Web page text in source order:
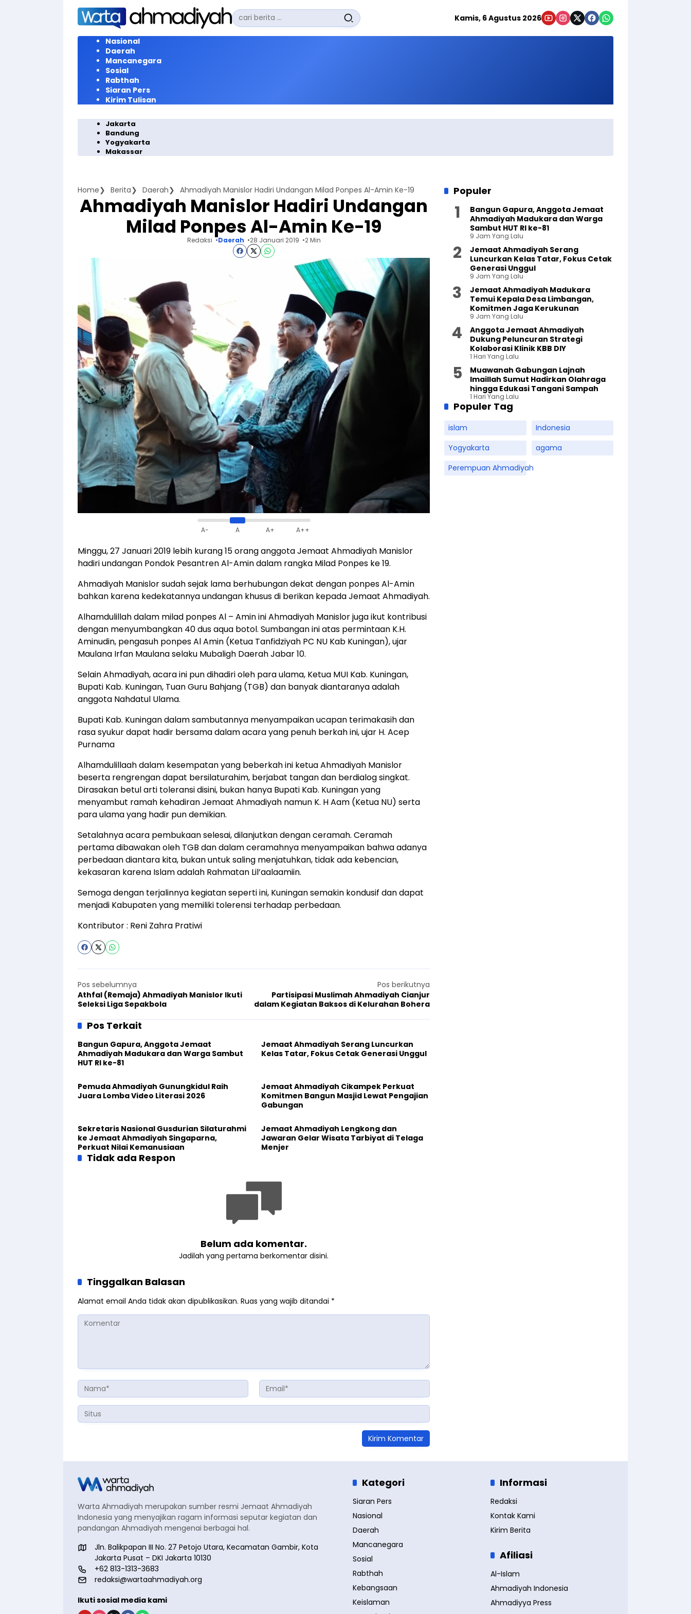
Langsung
konten
Pencarian
untuk:
Kamis, 6 Agustus 2026
Nasional
Daerah
Mancanegara
Sosial
Rabthah
Siaran Pers
Kirim Tulisan
Jakarta
Bandung
Yogyakarta
Makassar
Home Berita Daerah Ahmadiyah Manislor Hadiri Undangan Milad Ponpes Al-Amin Ke-19
Ahmadiyah Manislor Hadiri Undangan
Milad Ponpes Al-Amin Ke-19
Redaksi Daerah 28 Januari 2019 2 Min
A- A A+ A++
Minggu, 27 Januari 2019 lebih kurang 15 orang anggota Jemaat Ahmadiyah Manislor
hadiri undangan Pondok Pesantren Al-Amin dalam rangka Milad Ponpes ke 19.
Ahmadiyah Manislor sudah sejak lama berhubungan dekat dengan ponpes Al-Amin
bahkan karena kedekatannya undangan khusus di berikan kepada Jemaat Ahmadiyah.
Alhamdulillah dalam milad ponpes Al – Amin ini Ahmadiyah Manislor juga ikut kontribusi
dengan menyumbangkan 40 dus aqua botol. Sumbangan ini atas permintaan K.H.
Aminudin, pengasuh ponpes Al Amin (Ketua Tanfidziyah PC NU Kab Kuningan), ujar
Maulana Irfan Maulana selaku Mubaligh Daerah Jabar 10.
Selain Ahmadiyah, acara ini pun dihadiri oleh para ulama, Ketua MUI Kab. Kuningan,
Bupati Kab. Kuningan, Tuan Guru Bahjang (TGB) dan banyak diantaranya adalah
anggota Nahdatul Ulama.
Bupati Kab. Kuningan dalam sambutannya menyampaikan ucapan terimakasih dan
rasa syukur dapat hadir bersama dalam acara yang penuh berkah ini, ujar H. Acep
Purnama
Alhamdulillaah dalam kesempatan yang beberkah ini ketua Ahmadiyah Manislor
beserta rengrengan dapat bersilaturahim, berjabat tangan dan berdialog singkat.
Dirasakan betul arti toleransi disini, bukan hanya Bupati Kab. Kuningan yang
menyambut ramah kehadiran Jemaat Ahmadiyah namun K. H Aam (Ketua NU) serta
para ulama yang hadir pun demikian.
Setalahnya acara pembukaan selesai, dilanjutkan dengan ceramah. Ceramah
pertama dibawakan oleh TGB dan dalam ceramahnya menyampaikan bahwa adanya
perbedaan diantara kita, bukan untuk saling menjatuhkan, tidak ada kebencian,
kekasaran karena Islam adalah Rahmatan Lil’aalaamiin.
Semoga dengan terjalinnya kegiatan seperti ini, Kuningan semakin kondusif dan dapat
menjadi Kabupaten yang memiliki tolerensi terhadap perbedaan.
Kontributor : Reni Zahra Pratiwi
Pos sebelumnya
Athfal (Remaja) Ahmadiyah Manislor Ikuti
Seleksi Liga Sepakbola
Pos berikutnya
Partisipasi Muslimah Ahmadiyah Cianjur
dalam Kegiatan Baksos di Kelurahan Bohera
Pos Terkait
Bangun Gapura, Anggota Jemaat
Ahmadiyah Madukara dan Warga Sambut
HUT RI ke-81
Jemaat Ahmadiyah Serang Luncurkan
Kelas Tatar, Fokus Cetak Generasi Unggul
Pemuda Ahmadiyah Gunungkidul Raih
Juara Lomba Video Literasi 2026
Jemaat Ahmadiyah Cikampek Perkuat
Komitmen Bangun Masjid Lewat Pengajian
Gabungan
Sekretaris Nasional Gusdurian Silaturahmi
ke Jemaat Ahmadiyah Singaparna,
Perkuat Nilai Kemanusiaan
Jemaat Ahmadiyah Lengkong dan
Jawaran Gelar Wisata Tarbiyat di Telaga
Menjer
Tidak ada Respon
Belum ada komentar.
Jadilah yang pertama berkomentar disini.
Tinggalkan Balasan
Alamat email Anda tidak akan dipublikasikan. Ruas yang wajib ditandai *
Populer
Bangun Gapura, Anggota Jemaat
Ahmadiyah Madukara dan Warga
Sambut HUT RI ke-81
9 Jam Yang Lalu
Jemaat Ahmadiyah Serang
Luncurkan Kelas Tatar, Fokus Cetak
Generasi Unggul
9 Jam Yang Lalu
Jemaat Ahmadiyah Madukara
Temui Kepala Desa Limbangan,
Komitmen Jaga Kerukunan
9 Jam Yang Lalu
Anggota Jemaat Ahmadiyah
Dukung Peluncuran Strategi
Kolaborasi Klinik KBB DIY
1 Hari Yang Lalu
Muawanah Gabungan Lajnah
Imaillah Sumut Hadirkan Olahraga
hingga Edukasi Tangani Sampah
1 Hari Yang Lalu
Populer Tag
islam
Indonesia
Yogyakarta
agama
Perempuan Ahmadiyah
Warta Ahmadiyah merupakan sumber resmi Jemaat Ahmadiyah
Indonesia yang menyajikan ragam informasi seputar kegiatan dan
pandangan Ahmadiyah mengenai berbagai hal.
Jln. Balikpapan III No. 27 Petojo Utara, Kecamatan Gambir, Kota
Jakarta Pusat – DKI Jakarta 10130
+62 813-1313-3683
redaksi@wartaahmadiyah.org
Ikuti sosial media kami
Kategori
Siaran Pers
Nasional
Daerah
Mancanegara
Sosial
Rabthah
Kebangsaan
Keislaman
Informasi
Redaksi
Kontak Kami
Kirim Berita
Afiliasi
Al-Islam
Ahmadiyah Indonesia
Ahmadiyya Press